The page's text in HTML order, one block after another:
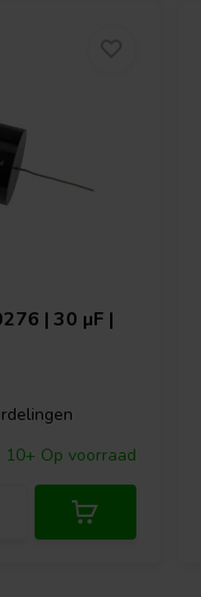
| 30 µF |
10+ Op voorraad